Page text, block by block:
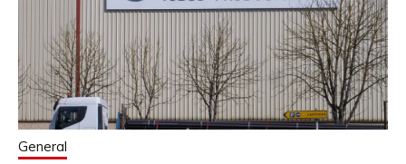
General